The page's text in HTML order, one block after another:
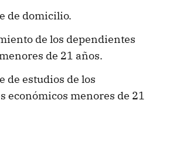
de domicilio.
de los dependientes
de 21 años.
de estudios de los
económicos menores de 21